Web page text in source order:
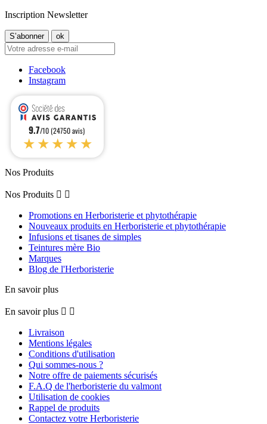
Inscription Newsletter
Facebook
Instagram
9.7/10 (24750 avis)
★★★★★
Nos Produits
Nos Produits  
Promotions en Herboristerie et phytothérapie
Nouveaux produits en Herboristerie et phytothérapie
Infusions et tisanes de simples
Teintures mère Bio
Marques
Blog de l'Herboristerie
En savoir plus
En savoir plus  
Livraison
Mentions légales
Conditions d'utilisation
Qui sommes-nous ?
Notre offre de paiements sécurisés
F.A.Q de l'herboristerie du valmont
Utilisation de cookies
Rappel de produits
Contactez votre Herboristerie